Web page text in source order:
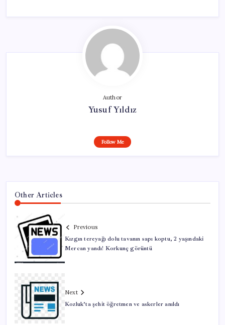
Author
Yusuf Yıldız
Follow Me
Other Articles
Previous
Kızgın tereyağı dolu tavanın sapı koptu, 2 yaşındaki
Mercan yandı! Korkunç görüntü
Next
Kozluk’ta şehit öğretmen ve askerler anıldı